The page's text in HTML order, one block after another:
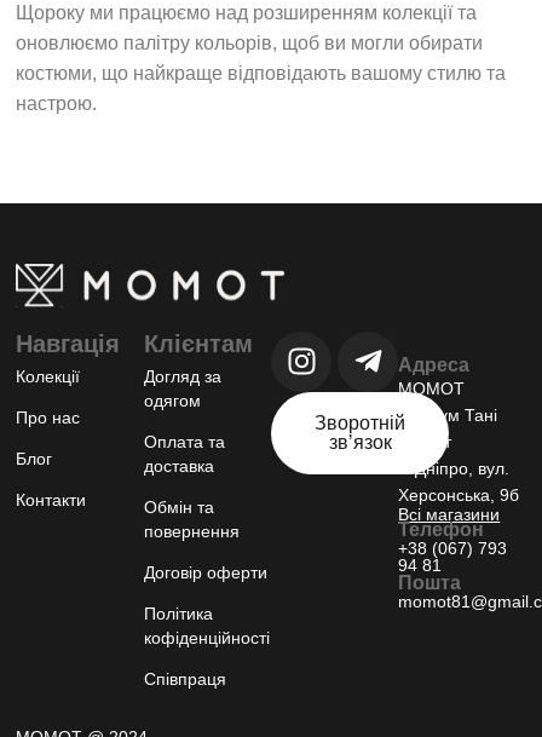
Щороку ми працюємо над розширенням колекції та
оновлюємо палітру кольорів, щоб ви могли обирати
костюми, що найкраще відповідають вашому стилю та
настрою.
Адреса
МОМОТ
шоурум Тані
Момот
м.Дніпро, вул.
Херсонська, 9б
Всі магазини
Телефон
+38 (067) 793
94 81
Пошта
Навгація
Колекції
Про нас
Блог
Контакти
Клієнтам
Догляд за
одягом
Оплата та
доставка
Обмін та
повернення
Договір оферти
Політика
кофіденційності
Співпраця
Зворотній
звʼязок